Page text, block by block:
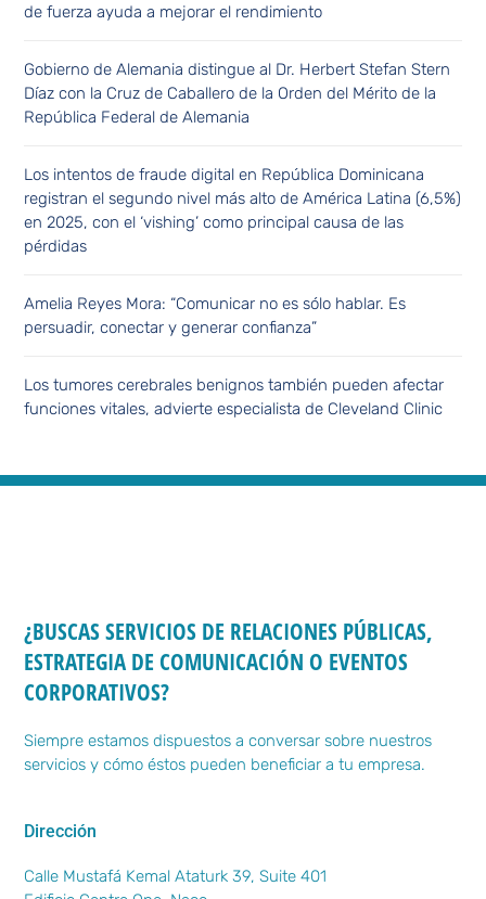
de fuerza ayuda a mejorar el rendimiento
Gobierno de Alemania distingue al Dr. Herbert Stefan Stern
Díaz con la Cruz de Caballero de la Orden del Mérito de la
República Federal de Alemania
Los intentos de fraude digital en República Dominicana
registran el segundo nivel más alto de América Latina (6,5%)
en 2025, con el ‘vishing’ como principal causa de las
pérdidas
Amelia Reyes Mora: “Comunicar no es sólo hablar. Es
persuadir, conectar y generar confianza”
Los tumores cerebrales benignos también pueden afectar
funciones vitales, advierte especialista de Cleveland Clinic
¿BUSCAS SERVICIOS DE RELACIONES PÚBLICAS,
ESTRATEGIA DE COMUNICACIÓN O EVENTOS
CORPORATIVOS?
Siempre estamos dispuestos a conversar sobre nuestros
servicios y cómo éstos pueden beneficiar a tu empresa.
Dirección
Calle Mustafá Kemal Ataturk 39, Suite 401